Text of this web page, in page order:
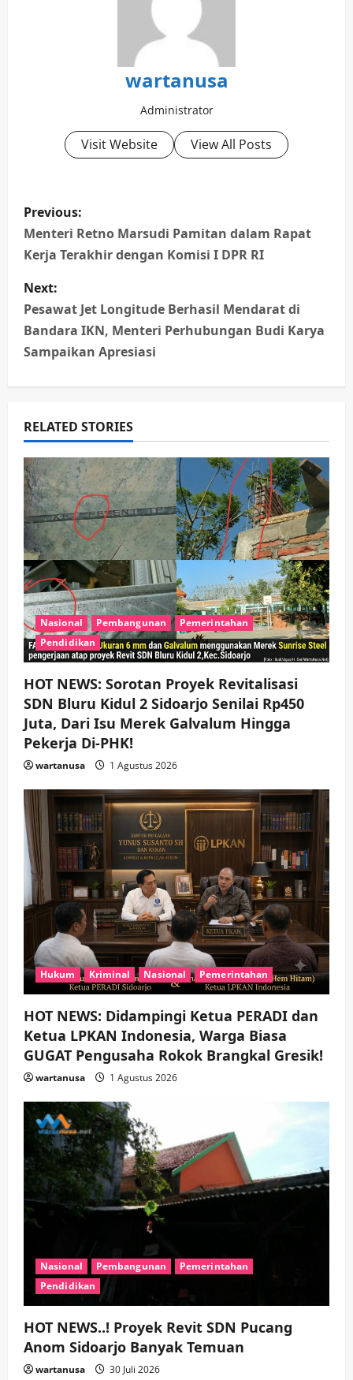
wartanusa
Administrator
Visit Website View All Posts
P
o
t
n
i
g
a
t
i
o
n
Previous:
Menteri Retno Marsudi Pamitan dalam Rapat
Kerja Terakhir dengan Komisi I DPR RI
Next:
Pesawat Jet Longitude Berhasil Mendarat di
Bandara IKN, Menteri Perhubungan Budi Karya
Sampaikan Apresiasi
RELATED STORIES
Nasional Pembangunan
Pemerintahan
Pendidikan
HOT NEWS: Sorotan Proyek Revitalisasi
SDN Bluru Kidul 2 Sidoarjo Senilai Rp450
Juta, Dari Isu Merek Galvalum Hingga
Pekerja Di-PHK!
wartanusa 1 Agustus 2026
Hukum Kriminal Nasional Pemerintahan
HOT NEWS: Didampingi Ketua PERADI dan
Ketua LPKAN Indonesia, Warga Biasa
GUGAT Pengusaha Rokok Brangkal Gresik!
wartanusa 1 Agustus 2026
Nasional Pembangunan
Pemerintahan
Pendidikan
HOT NEWS..! Proyek Revit SDN Pucang
Anom Sidoarjo Banyak Temuan
wartanusa 30 Juli 2026